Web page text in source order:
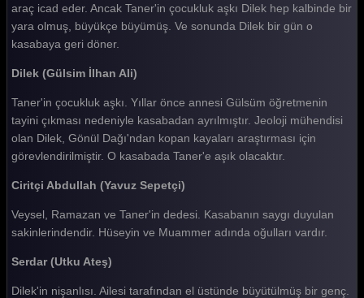
Gönül Dağı 184. Bölüm
Gönül Dağı 183. Bölüm
Gönül Dağı 182. Bölüm
Gönül Dağı 181. Bölüm
Gönül Dağı 180. Bölüm
Gönül Dağı 179. Bölüm
Gönül Dağı 178. Bölüm
araç icad eder. Ancak Taner'in çocukluk aşkı Dilek hep kalbinde bir
yara olmuş, büyükçe büyümüş. Ve sonunda Dilek bir gün o
kasabaya geri döner.
Dilek (Gülsim İlhan Ali)
Taner'in çocukluk aşkı. Yıllar önce annesi Gülsüm öğretmenin
tayini çıkması nedeniyle kasabadan ayrılmıştır. Jeoloji mühendisi
olan Dilek, Gönül Dağı'ndan kopan kayaları araştırması için
görevlendirilmiştir. O kasabada Taner'e aşık olacaktır.
Ciritçi Abdullah (Yavuz Sepetçi)
Veysel, Ramazan ve Taner'in dedesi. Kasabanın saygı duyulan
sakinlerindendir. Hüseyin ve Muammer adında oğulları vardır.
Serdar (Utku Ateş)
Dilek'in nişanlısı. Ailesi tarafından el üstünde büyütülmüş bir genç.